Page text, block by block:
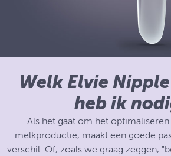
Welk Elvie
heb ik
Als het gaat om het
melkproductie, maakt een goede
verschil. Of, zoals we graag zeggen,